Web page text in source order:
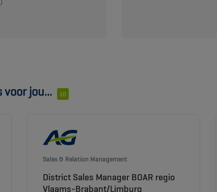
jou... 10
Sales & Relation Management
District Sales Manager BOAR regio
Vlaams-Brabant/Limburg